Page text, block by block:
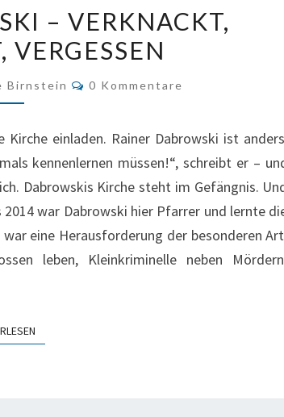
DABROWSKI
VERGITTERT,
– VERKNACKT,
VERGESSEN
Birnstein Kommentare
0 Kommentare
einladen. Rainer Dabrowski ist
kennenlernen müssen!“, schreibt er –
Dabrowskis Kirche steht im Gefängnis.
war Dabrowski hier Pfarrer und lernte
eine Herausforderung der besonderen
leben, Kleinkriminelle neben